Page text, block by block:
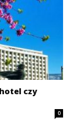
czy
0